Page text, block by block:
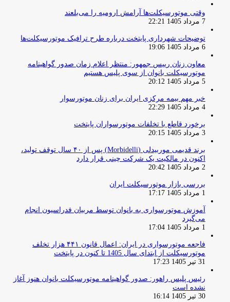
وقتی موتورسیکلت‌ها آرامش ارومیه را می‌بلعند
7 مرداد 1405 22:21
توضیحات شهرداری پایتخت درباره طرح ترافیک موتورسیکلت‌ها
6 مرداد 1405 19:06
معاون زنان رییس جمهور: منتظر اعلام زمان صدور گواهینامه
موتورسیکلت بانوان از سوی پلیس هستیم
5 مرداد 1405 20:12
خبر مهم بیمه مرکزی ایران برای زنان موتورسوار
4 مرداد 1405 22:29
برخورد قاطع با تخلفات موتورسواران پایتخت
3 مرداد 1405 20:15
برند قدیمی موربیدلی (Morbidelli) پس از ۴۰ سال توقف تولید،
اکنون در مالکیت یک شرکت چینی قرار دارد
2 مرداد 1405 20:42
بررسی بازار موتورسیکلت ایران
1 مرداد 1405 17:17
آموزش موتورسواری به بانوان توسط مربیان فدراسیون انجام
می‌گیرد
1 مرداد 1405 17:04
فاجعه موتورسواری در ایران: اعمال قانون ۴۴۱ هزار تخلف
موتورسیکلت از ابتدای سال 1405 تا کنون در پایتخت
31 تیر 1405 17:23
رئیس پلیس راهور: صدور گواهینامه موتورسیکلت بانوان هنوز آغاز
نشده است
30 تیر 1405 16:14